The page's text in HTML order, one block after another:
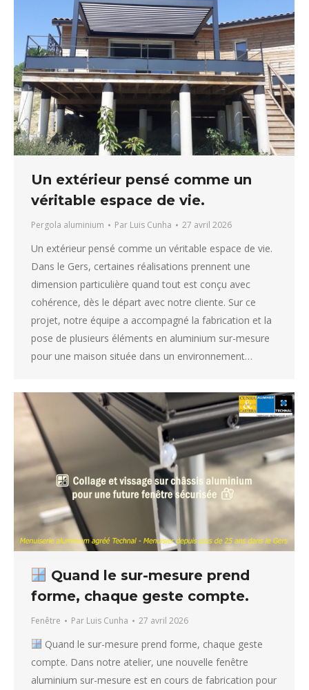
Un extérieur pensé comme un
véritable espace de vie.
Pergola aluminium Par Luis Cunha 27 avril 2026
Un extérieur pensé comme un véritable espace de vie.
Dans le Gers, certaines réalisations prennent une
dimension particulière quand tout est conçu avec
cohérence, dès le départ avec notre cliente. Sur ce
projet, notre équipe a accompagné la fabrication et la
pose de plusieurs éléments en aluminium sur-mesure
pour une maison située dans un environnement…
Quand le sur-mesure prend
forme, chaque geste compte.
Fenêtre Par Luis Cunha 27 avril 2026
Quand le sur-mesure prend forme, chaque geste
compte. Dans notre atelier, une nouvelle fenêtre
aluminium sur-mesure est en cours de fabrication pour